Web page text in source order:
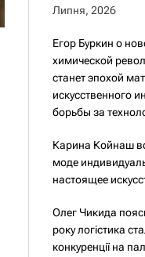
Липня, 2026
Егор Буркин о
химической
станет эпохой
искусственного
борьбы за
Карина Койнаш
моде
настоящее
Олег Чикида
року логістика
конкуренції на